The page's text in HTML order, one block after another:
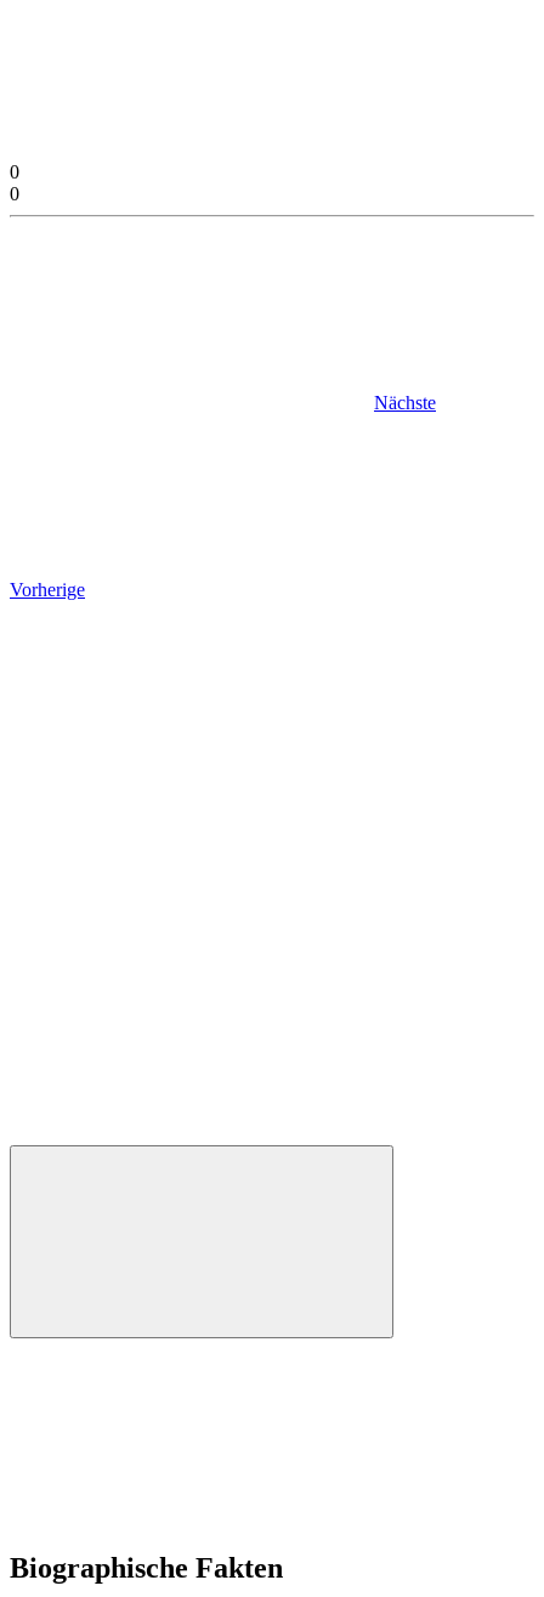
0
0
Nächste
Vorherige
Biographische Fakten